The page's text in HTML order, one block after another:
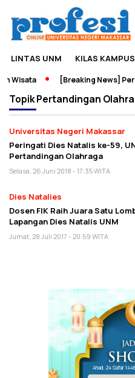
LINTAS UNM KILAS KAMPUS
Wisata [Breaking News]
TopikPertandingan
Universitas Negeri Makassar
Peringati Dies Natalis ke-59,
Pertandingan Olahraga
Selasa, 26 Juni 2018 - 17:35 WITA
Dies Natalies
Dosen FIK Raih Juara Satu
Lapangan Dies Natalis UNM
Jumat, 28 Juli 2017 - 20:59 WITA
Ahad, 24 Safar